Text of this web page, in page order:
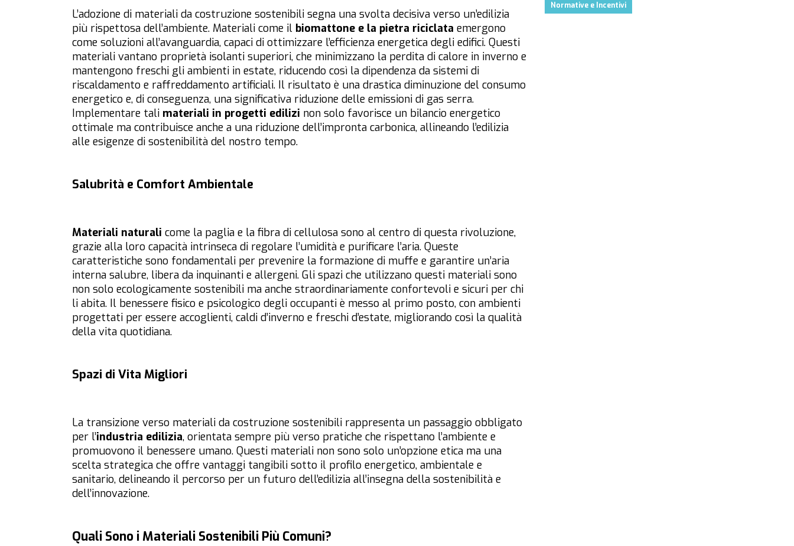
L’adozione di materiali da costruzione sostenibili segna una svolta decisiva verso un’edilizia
più rispettosa dell’ambiente. Materiali come il biomattone e la pietra riciclata emergono
come soluzioni all’avanguardia, capaci di ottimizzare l’efficienza energetica degli edifici. Questi
materiali vantano proprietà isolanti superiori, che minimizzano la perdita di calore in inverno e
mantengono freschi gli ambienti in estate, riducendo così la dipendenza da sistemi di
riscaldamento e raffreddamento artificiali. Il risultato è una drastica diminuzione del consumo
energetico e, di conseguenza, una significativa riduzione delle emissioni di gas serra.
Implementare tali materiali in progetti edilizi non solo favorisce un bilancio energetico
ottimale ma contribuisce anche a una riduzione dell’impronta carbonica, allineando l’edilizia
alle esigenze di sostenibilità del nostro tempo.
Salubrità e Comfort Ambientale
Materiali naturali come la paglia e la fibra di cellulosa sono al centro di questa rivoluzione,
grazie alla loro capacità intrinseca di regolare l’umidità e purificare l’aria. Queste
caratteristiche sono fondamentali per prevenire la formazione di muffe e garantire un’aria
interna salubre, libera da inquinanti e allergeni. Gli spazi che utilizzano questi materiali sono
non solo ecologicamente sostenibili ma anche straordinariamente confortevoli e sicuri per chi
li abita. Il benessere fisico e psicologico degli occupanti è messo al primo posto, con ambienti
progettati per essere accoglienti, caldi d’inverno e freschi d’estate, migliorando così la qualità
della vita quotidiana.
Spazi di Vita Migliori
La transizione verso materiali da costruzione sostenibili rappresenta un passaggio obbligato
per l’industria edilizia, orientata sempre più verso pratiche che rispettano l’ambiente e
promuovono il benessere umano. Questi materiali non sono solo un’opzione etica ma una
scelta strategica che offre vantaggi tangibili sotto il profilo energetico, ambientale e
sanitario, delineando il percorso per un futuro dell’edilizia all’insegna della sostenibilità e
dell’innovazione.
Quali Sono i Materiali Sostenibili Più Comuni?
Normative e Incentivi